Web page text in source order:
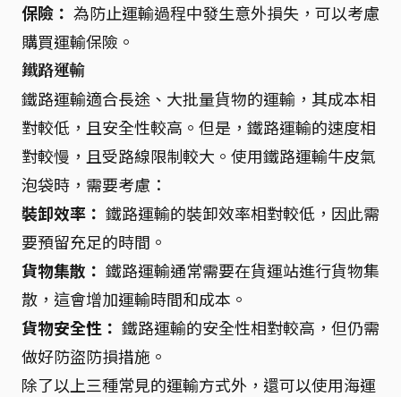
保險： 為防止運輸過程中發生意外損失，可以考慮
購買運輸保險。
鐵路運輸
鐵路運輸適合長途、大批量貨物的運輸，其成本相
對較低，且安全性較高。但是，鐵路運輸的速度相
對較慢，且受路線限制較大。使用鐵路運輸牛皮氣
泡袋時，需要考慮：
裝卸效率： 鐵路運輸的裝卸效率相對較低，因此需
要預留充足的時間。
貨物集散： 鐵路運輸通常需要在貨運站進行貨物集
散，這會增加運輸時間和成本。
貨物安全性： 鐵路運輸的安全性相對較高，但仍需
做好防盜防損措施。
除了以上三種常見的運輸方式外，還可以使用海運